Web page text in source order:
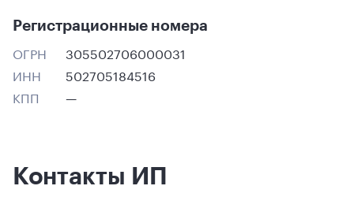
Регистрационные номера
ОГРН
305502706000031
ИНН
502705184516
КПП
—
Контакты ИП